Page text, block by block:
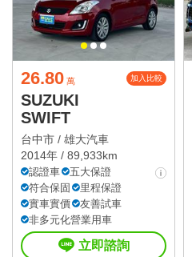
26.80 萬 加入比較
SUZUKI
SWIFT
台中市 / 雄大汽車
2014年 / 89,933km
認證車
五大保證
符合保固
里程保證
實車實價
友善試車
非多元化營業用車
立即諮詢